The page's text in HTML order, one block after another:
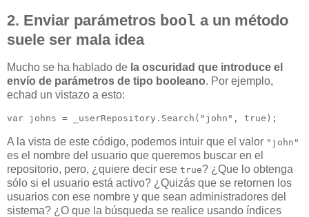
2. Enviar parámetros bool a un método
suele ser mala idea
Mucho se ha hablado de la oscuridad que introduce el
envío de parámetros de tipo booleano. Por ejemplo,
echad un vistazo a esto:
A la vista de este código, podemos intuir que el valor "john"
es el nombre del usuario que queremos buscar en el
repositorio, pero, ¿quiere decir ese true? ¿Que lo obtenga
sólo si el usuario está activo? ¿Quizás que se retornen los
usuarios con ese nombre y que sean administradores del
sistema? ¿O que la búsqueda se realice usando índices